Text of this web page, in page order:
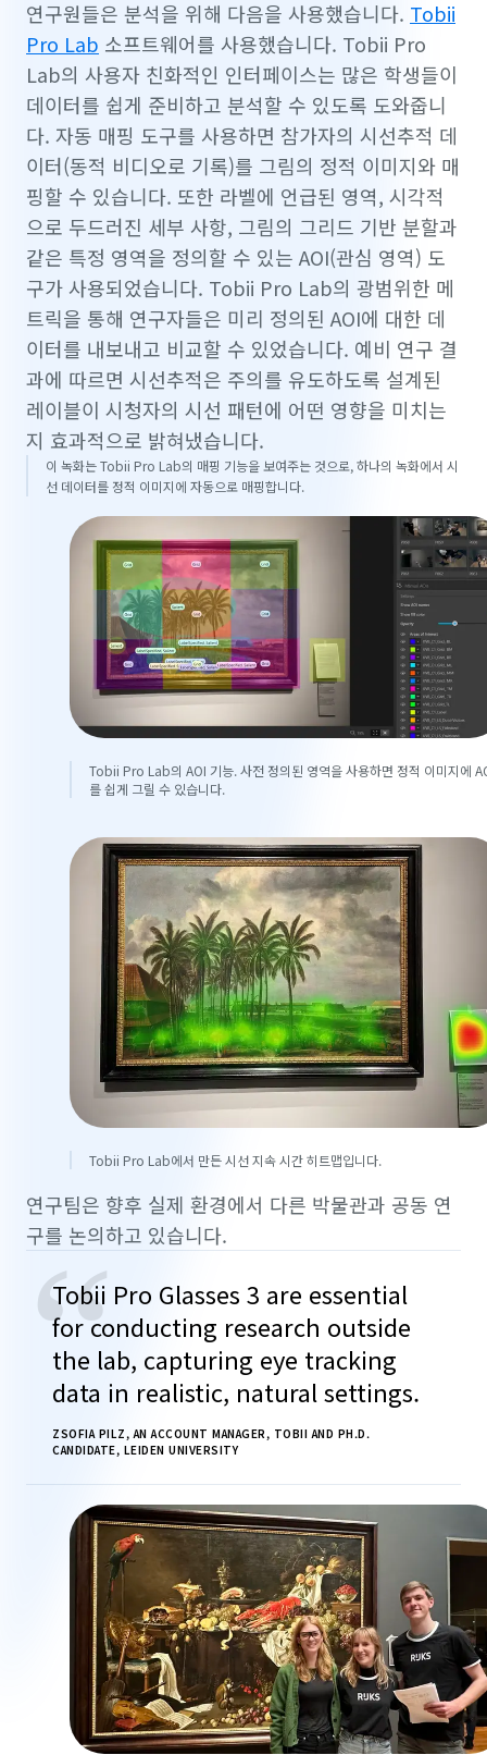
연구원들은 분석을 위해 다음을 사용했습니다. Tobii
Pro Lab 소프트웨어를 사용했습니다. Tobii Pro
Lab의 사용자 친화적인 인터페이스는 많은 학생들이
데이터를 쉽게 준비하고 분석할 수 있도록 도와줍니
다. 자동 매핑 도구를 사용하면 참가자의 시선추적 데
이터(동적 비디오로 기록)를 그림의 정적 이미지와 매
핑할 수 있습니다. 또한 라벨에 언급된 영역, 시각적
으로 두드러진 세부 사항, 그림의 그리드 기반 분할과
같은 특정 영역을 정의할 수 있는 AOI(관심 영역) 도
구가 사용되었습니다. Tobii Pro Lab의 광범위한 메
트릭을 통해 연구자들은 미리 정의된 AOI에 대한 데
이터를 내보내고 비교할 수 있었습니다. 예비 연구 결
과에 따르면 시선추적은 주의를 유도하도록 설계된
레이블이 시청자의 시선 패턴에 어떤 영향을 미치는
지 효과적으로 밝혀냈습니다.
이 녹화는 Tobii Pro Lab의 매핑 기능을 보여주는 것으로, 하나의 녹화에서 시
선 데이터를 정적 이미지에 자동으로 매핑합니다.
Tobii Pro Lab의 AOI 기능. 사전 정의된 영역을 사용하면 정적 이미지에
를 쉽게 그릴 수 있습니다.
Tobii Pro Lab에서 만든 시선 지속 시간 히트맵입니다.
연구팀은 향후 실제 환경에서 다른 박물관과 공동 연
구를 논의하고 있습니다.
“
Tobii Pro Glasses 3 are essential
for conducting research outside
the lab, capturing eye tracking
data in realistic, natural settings.
ZSOFIA PILZ, AN ACCOUNT MANAGER, TOBII AND PH.D.
CANDIDATE, LEIDEN UNIVERSITY